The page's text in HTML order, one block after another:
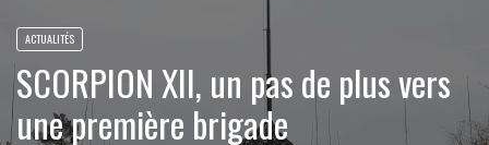
ACTUALITÉS
SCORPION XII, un pas de plus vers
une première brigade